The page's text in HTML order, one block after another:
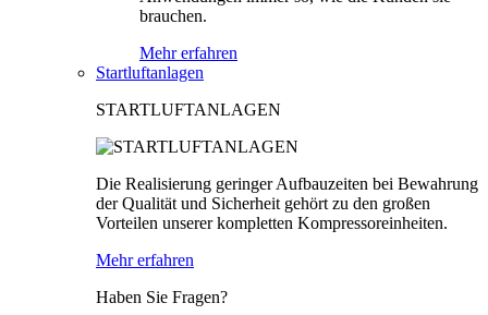
brauchen.
Mehr erfahren
Startluftanlagen
STARTLUFTANLAGEN
Die Realisierung geringer Aufbauzeiten bei Bewahrung
der Qualität und Sicherheit gehört zu den großen
Vorteilen unserer kompletten Kompressoreinheiten.
Mehr erfahren
Haben Sie Fragen?